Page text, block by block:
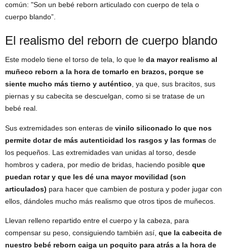
común: "Son un bebé reborn articulado con cuerpo de tela o
cuerpo blando”.
El realismo del reborn de cuerpo blando
Este modelo tiene el torso de tela, lo que le da mayor realismo al
muñeco reborn a la hora de tomarlo en brazos, porque se
siente mucho más tierno y auténtico, ya que, sus bracitos, sus
piernas y su cabecita se descuelgan, como si se tratase de un
bebé real.
Sus extremidades son enteras de vinilo siliconado lo que nos
permite dotar de más autenticidad los rasgos y las formas de
los pequeños. Las extremidades van unidas al torso, desde
hombros y cadera, por medio de bridas, haciendo posible que
puedan rotar y que les dé una mayor movilidad (son
articulados) para hacer que cambien de postura y poder jugar con
ellos, dándoles mucho más realismo que otros tipos de muñecos.
Llevan relleno repartido entre el cuerpo y la cabeza, para
compensar su peso, consiguiendo también así, que la cabecita de
nuestro bebé reborn caiga un poquito para atrás a la hora de